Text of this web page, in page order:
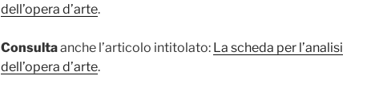
dell’opera d’arte.
Consultaanche l’articolo intitolato: La scheda per l’analisi
dell’opera d’arte.